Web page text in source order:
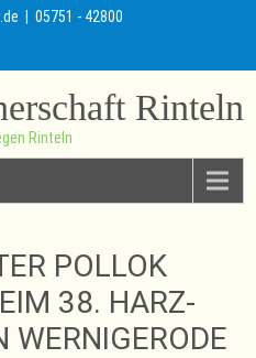
| 05751 - 42800
Rinteln
Rinteln
POLLOK
38. HARZ-
WERNIGERODE